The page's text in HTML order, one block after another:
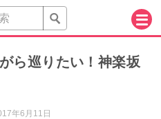
ら巡りたい！神楽坂
年6月11日